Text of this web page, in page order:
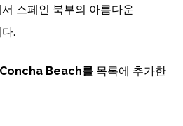
스페인 북부의 아름다운
.
Beach를 목록에 추가한